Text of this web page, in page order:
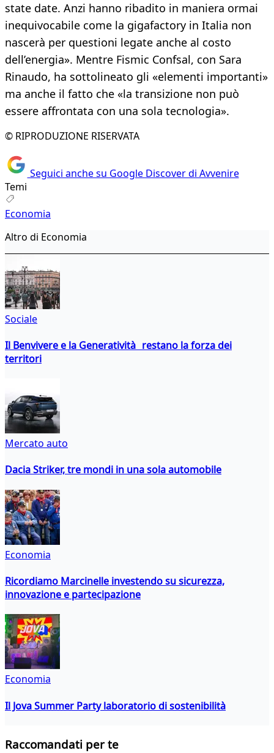
state date. Anzi hanno ribadito in maniera ormai
inequivocabile come la gigafactory in Italia non
nascerà per questioni legate anche al costo
dell’energia». Mentre Fismic Confsal, con Sara
Rinaudo, ha sottolineato gli «elementi importanti»
ma anche il fatto che «la transizione non può
essere affrontata con una sola tecnologia».
© RIPRODUZIONE RISERVATA
Seguici anche su Google Discover di Avvenire
Temi
Economia
Altro di Economia
Sociale
Il Benvivere e la Generatività restano la forza dei
territori
Mercato auto
Dacia Striker, tre mondi in una sola automobile
Economia
Ricordiamo Marcinelle investendo su sicurezza,
innovazione e partecipazione
Economia
Il Jova Summer Party laboratorio di sostenibilità
Raccomandati per te